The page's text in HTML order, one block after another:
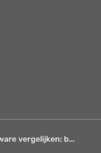
vergelijken: b...